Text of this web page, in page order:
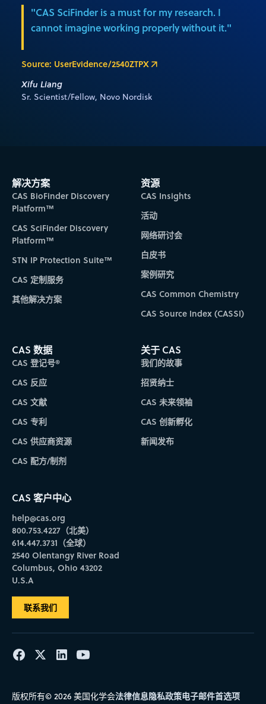
"CAS SciFinder is a must for my research. I
cannot imagine working properly without it."
Source: UserEvidence/2540ZTPX
Xifu Liang
Sr. Scientist/Fellow, Novo Nordisk
解决方案
CAS BioFinder Discovery
Platform™
CAS SciFinder Discovery
Platform™
STN IP Protection Suite™
CAS 定制服务
其他解决方案
资源
CAS Insights
活动
网络研讨会
白皮书
案例研究
CAS Common Chemistry
CAS Source Index (CASSI)
CAS 数据
CAS 登记号®
CAS 反应
CAS 文献
CAS 专利
CAS 供应商资源
CAS 配方/制剂
关于 CAS
我们的故事
招贤纳士
CAS 未来领袖
CAS 创新孵化
新闻发布
CAS 客户中心
help@cas.org
800.753.4227（北美）
614.447.3731（全球）
2540 Olentangy River Road
Columbus, Ohio 43202
U.S.A
联系我们
版权所有© 2026 美国化学会法律信息隐私政策电子邮件首选项